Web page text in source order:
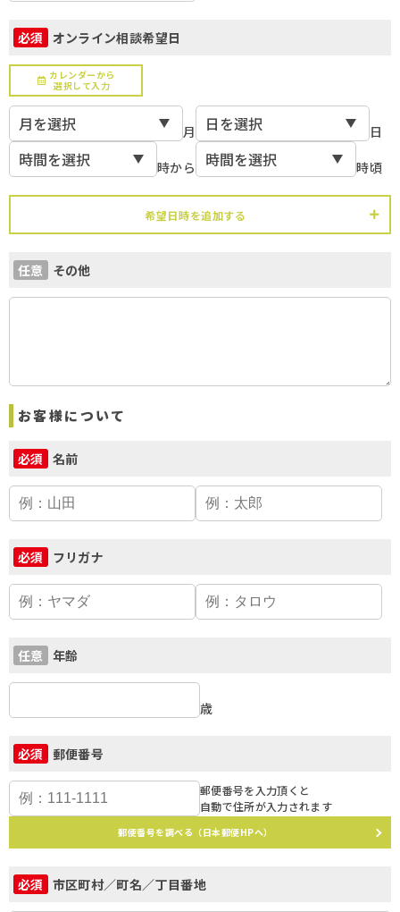
必須 オンライン相談希望日
カレンダーから
選択して入力
月
日
時から
時頃
希望日時を追加する
任意 その他
お客様について
必須 名前
必須 フリガナ
任意 年齢
歳
必須 郵便番号
郵便番号を入力頂くと
自動で住所が入力されます
郵便番号を調べる（日本郵便HPへ）
必須 市区町村／町名／丁目番地